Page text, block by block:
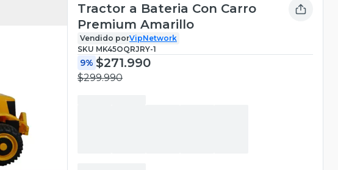
Tractor a Bateria Con Carro
Premium Amarillo
Vendido porVipNetwork
SKU MK45OQRJRY-1
9% $271.990
$299.990